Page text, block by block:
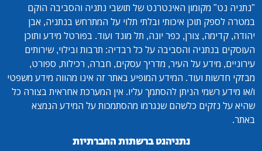
"נתניה נט" מקומון האינטרנט של תושבי נתניה והסביבה הוקם
במטרה לספק תוכן איכותי ובלתי תלוי על המתרחש בנתניה, אבן
יהודה, קדימה, צורן, כפר יונה, תל מונד ועוד. בפורטל מידע ותוכן
העוסקים בנתניה והסביבה על כל רבדיה: תרבות ובילוי, שירותים
עירוניים, מידע על העיר, מדריך עסקים, חברה, רכילות, ספורט,
מבזקי חדשות ועוד. המידע המופיע באתר זה אינו מהווה מידע משפטי
ו/או מידע רשמי הניתן להסתמך עליו. אין המערכת אחראית בצורה כל
שהיא על נזקים כלשהם שנגרמו מהסתמכות על המידע הנמצא
באתר.
נתניהנט ברשתות החברתיות